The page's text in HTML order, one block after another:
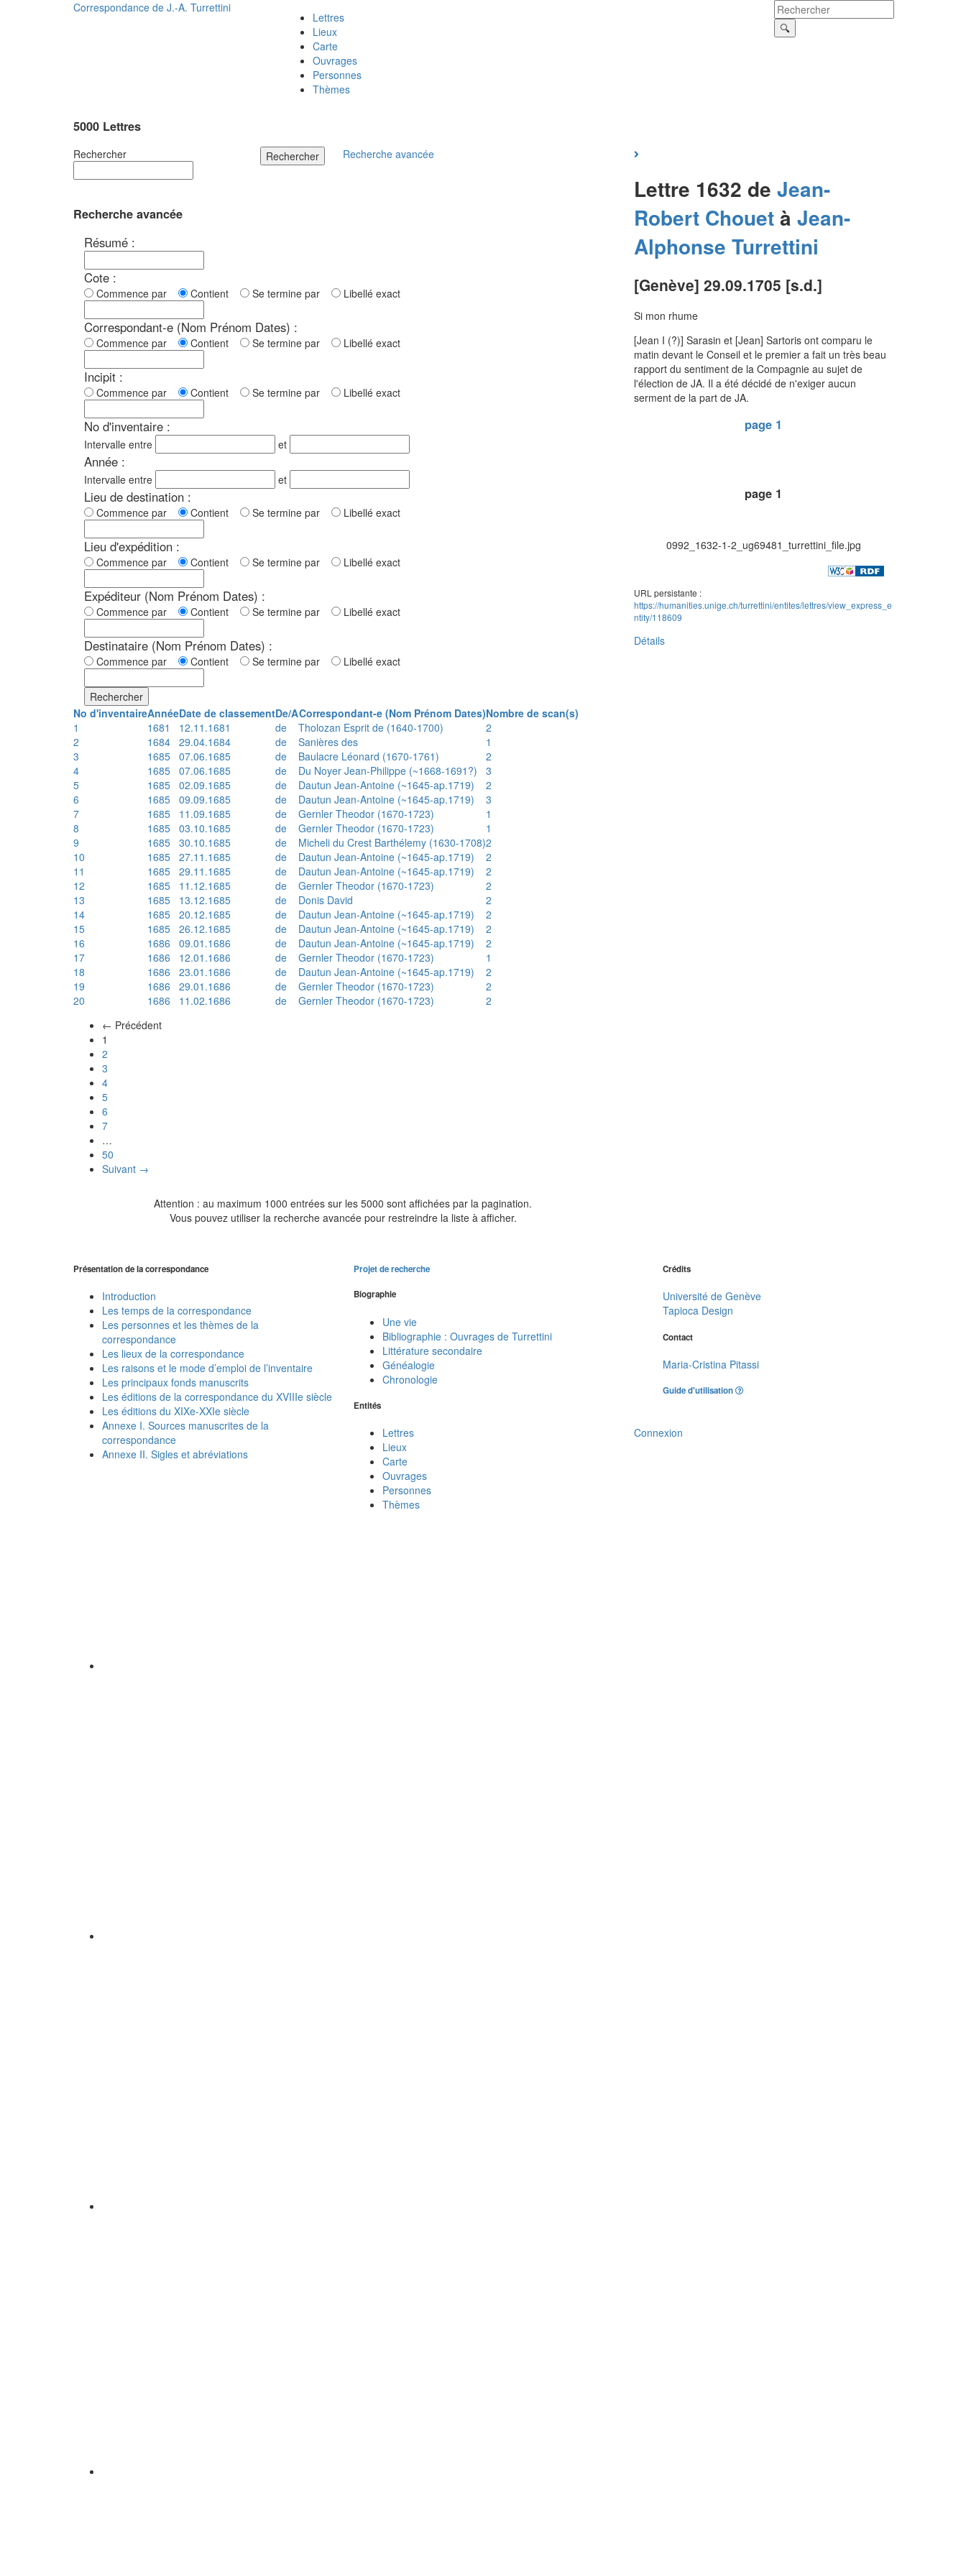
Correspondance de J.-A. Turrettini
Lettres
Lieux
Carte
Ouvrages
Personnes
Thèmes
5000 Lettres
Rechercher Rechercher Recherche avancée
Recherche avancée
Résumé :
Cote :
Commence par Contient Se termine par Libellé exact
Correspondant-e (Nom Prénom Dates) :
Commence par Contient Se termine par Libellé exact
Incipit :
Commence par Contient Se termine par Libellé exact
No d'inventaire :
Intervalle entre et
Année :
Intervalle entre et
Lieu de destination :
Commence par Contient Se termine par Libellé exact
Lieu d'expédition :
Commence par Contient Se termine par Libellé exact
Expéditeur (Nom Prénom Dates) :
Commence par Contient Se termine par Libellé exact
Destinataire (Nom Prénom Dates) :
Commence par Contient Se termine par Libellé exact
Rechercher
No d'inventaireAnnéeDate de classementDe/ACorrespondant-e (Nom Prénom Dates)Nombre de scan(s)
1
1681 12.11.1681 de Tholozan Esprit de (1640-1700)
2
2
1684 29.04.1684 de Sanières des
1
3
1685 07.06.1685 de Baulacre Léonard (1670-1761)
2
4
1685 07.06.1685 de Du Noyer Jean-Philippe (~1668-1691?)
3
5
1685 02.09.1685 de Dautun Jean-Antoine (~1645-ap.1719)
2
6
1685 09.09.1685 de Dautun Jean-Antoine (~1645-ap.1719)
3
7
1685 11.09.1685 de Gernler Theodor (1670-1723)
1
8
1685 03.10.1685 de Gernler Theodor (1670-1723)
1
9
1685 30.10.1685 de Micheli du Crest Barthélemy (1630-1708)2
10
1685 27.11.1685 de Dautun Jean-Antoine (~1645-ap.1719)
2
11
1685 29.11.1685 de Dautun Jean-Antoine (~1645-ap.1719)
2
12
1685 11.12.1685 de Gernler Theodor (1670-1723)
2
13
1685 13.12.1685 de Donis David
2
14
1685 20.12.1685 de Dautun Jean-Antoine (~1645-ap.1719)
2
15
1685 26.12.1685 de Dautun Jean-Antoine (~1645-ap.1719)
2
16
1686 09.01.1686 de Dautun Jean-Antoine (~1645-ap.1719)
2
17
1686 12.01.1686 de Gernler Theodor (1670-1723)
1
18
1686 23.01.1686 de Dautun Jean-Antoine (~1645-ap.1719)
2
19
1686 29.01.1686 de Gernler Theodor (1670-1723)
2
20
1686 11.02.1686 de Gernler Theodor (1670-1723)
2
← Précédent
1
2
3
4
5
6
7
…
50
Suivant →
Attention : au maximum 1000 entrées sur les 5000 sont affichées par la pagination.
Vous pouvez utiliser la recherche avancée pour restreindre la liste à afficher.
Lettre 1632 de Jean-
Robert Chouetà Jean-
Alphonse Turrettini
[Genève] 29.09.1705 [s.d.]
Si mon rhume
[Jean I (?)] Sarasin et [Jean] Sartoris ont comparu le
matin devant le Conseil et le premier a fait un très beau
rapport du sentiment de la Compagnie au sujet de
l'élection de JA. Il a été décidé de n'exiger aucun
serment de la part de JA.
page 1
page 1
0992_1632-1-2_ug69481_turrettini_file.jpg
URL persistante :
https://humanities.unige.ch/turrettini/entites/lettres/view_express_e
ntity/118609
Détails
Présentation de la correspondance
Introduction
Les temps de la correspondance
Les personnes et les thèmes de la
correspondance
Les lieux de la correspondance
Les raisons et le mode d’emploi de l’inventaire
Les principaux fonds manuscrits
Les éditions de la correspondance du XVIIIe siècle
Les éditions du XIXe-XXIe siècle
Annexe I. Sources manuscrites de la
correspondance
Annexe II. Sigles et abréviations
Projet de recherche
Biographie
Une vie
Bibliographie : Ouvrages de Turrettini
Littérature secondaire
Généalogie
Chronologie
Entités
Lettres
Lieux
Carte
Ouvrages
Personnes
Thèmes
Crédits
Université de Genève
Tapioca Design
Contact
Maria-Cristina Pitassi
Guide d'utilisation
Connexion